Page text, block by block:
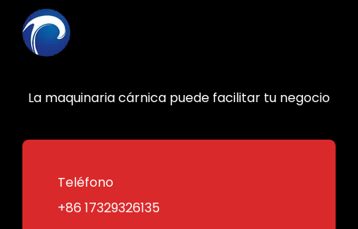
La maquinaria cárnica puede facilitar tu negocio
Teléfono
+86 17329326135